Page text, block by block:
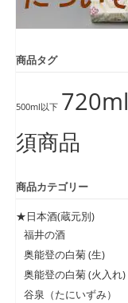
商品タグ
500ml以下 720ml
須商品
商品カテゴリー
★日本酒(蔵元別)
福井の酒
奥能登の白菊 (生)
奥能登の白菊 (火入れ)
谷泉（たにいずみ）